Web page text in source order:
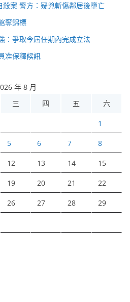
案 警方：疑兇斬傷鄰居後墮亡
奪錦標
：爭取今屆任期內完成立法
准保釋候訊
年 8 月
三 四 五 六
1
5 6 7 8
12 13 14 15
19 20 21 22
26 27 28 29